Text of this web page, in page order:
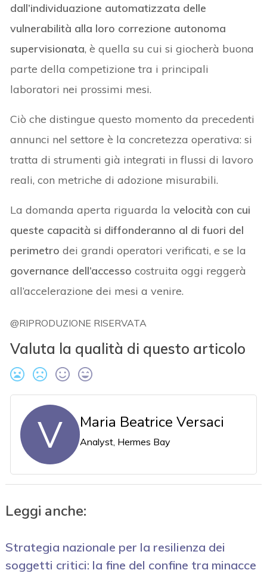
dall’individuazione automatizzata delle
vulnerabilità alla loro correzione autonoma
supervisionata, è quella su cui si giocherà buona
parte della competizione tra i principali
laboratori nei prossimi mesi.
Ciò che distingue questo momento da precedenti
annunci nel settore è la concretezza operativa: si
tratta di strumenti già integrati in flussi di lavoro
reali, con metriche di adozione misurabili.
La domanda aperta riguarda lavelocità con cui
queste capacità si diffonderanno al di fuori del
perimetro dei grandi operatori verificati, e se la
governance dell’accesso costruita oggi reggerà
all’accelerazione dei mesi a venire.
@RIPRODUZIONE RISERVATA
Valuta la qualità di questo articolo
V Maria Beatrice Versaci
Analyst, Hermes Bay
Leggi anche:
Strategia nazionale per la resilienza dei
soggetti critici: la fine del confine tra minacce